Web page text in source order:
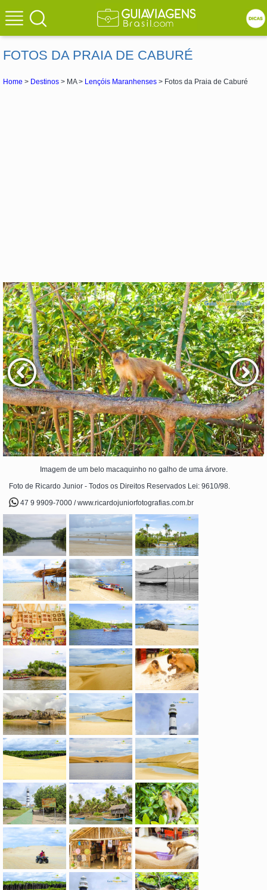
FOTOS DA PRAIA DE CABURÉ
Home > Destinos > MA > Lençóis Maranhenses > Fotos da Praia de Caburé
Imagem de um belo macaquinho no galho de uma árvore.
Foto de Ricardo Junior - Todos os Direitos Reservados Lei: 9610/98.
47 9 9909-7000 / www.ricardojuniorfotografias.com.br